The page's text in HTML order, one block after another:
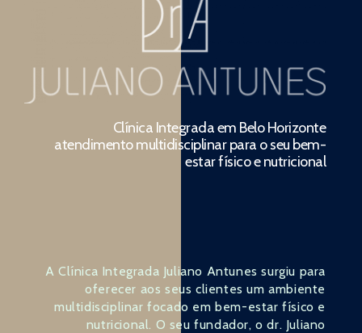
Clínica Integrada em Belo Horizonte
atendimento multidisciplinar para o seu bem-
estar físico e nutricional
A Clínica Integrada Juliano Antunes surgiu para
oferecer aos seus clientes um ambiente
multidisciplinar focado em bem-estar físico e
nutricional. O seu fundador, o dr. Juliano